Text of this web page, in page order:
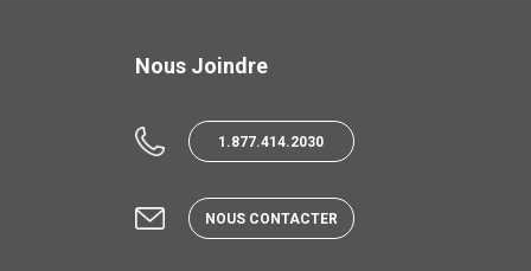
Nous Joindre
1.877.414.2030
NOUS CONTACTER